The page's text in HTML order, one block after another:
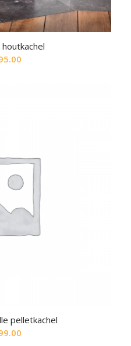
houtkachel
pelletkachel